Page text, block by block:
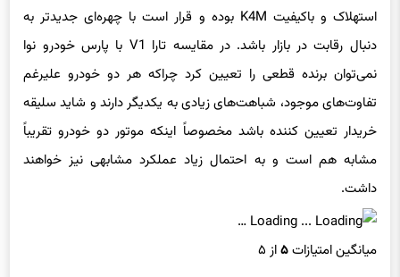
استهلاک و باکیفیت K4M بوده و قرار است با چهره‌ای جدیدتر به
دنبال رقابت در بازار باشد. در مقایسه تارا V1 با پارس خودرو نوا
نمی‌توان برنده قطعی را تعیین کرد چراکه هر دو خودرو علیرغم
تفاوت‌های موجود، شباهت‌های زیادی به یکدیگر دارند و شاید سلیقه
خریدار تعیین کننده باشد مخصوصاً اینکه موتور دو خودرو تقریباً
مشابه هم است و به احتمال زیاد عملکرد مشابهی نیز خواهند
داشت.
Loading …
میانگین امتیازات۵از ۵